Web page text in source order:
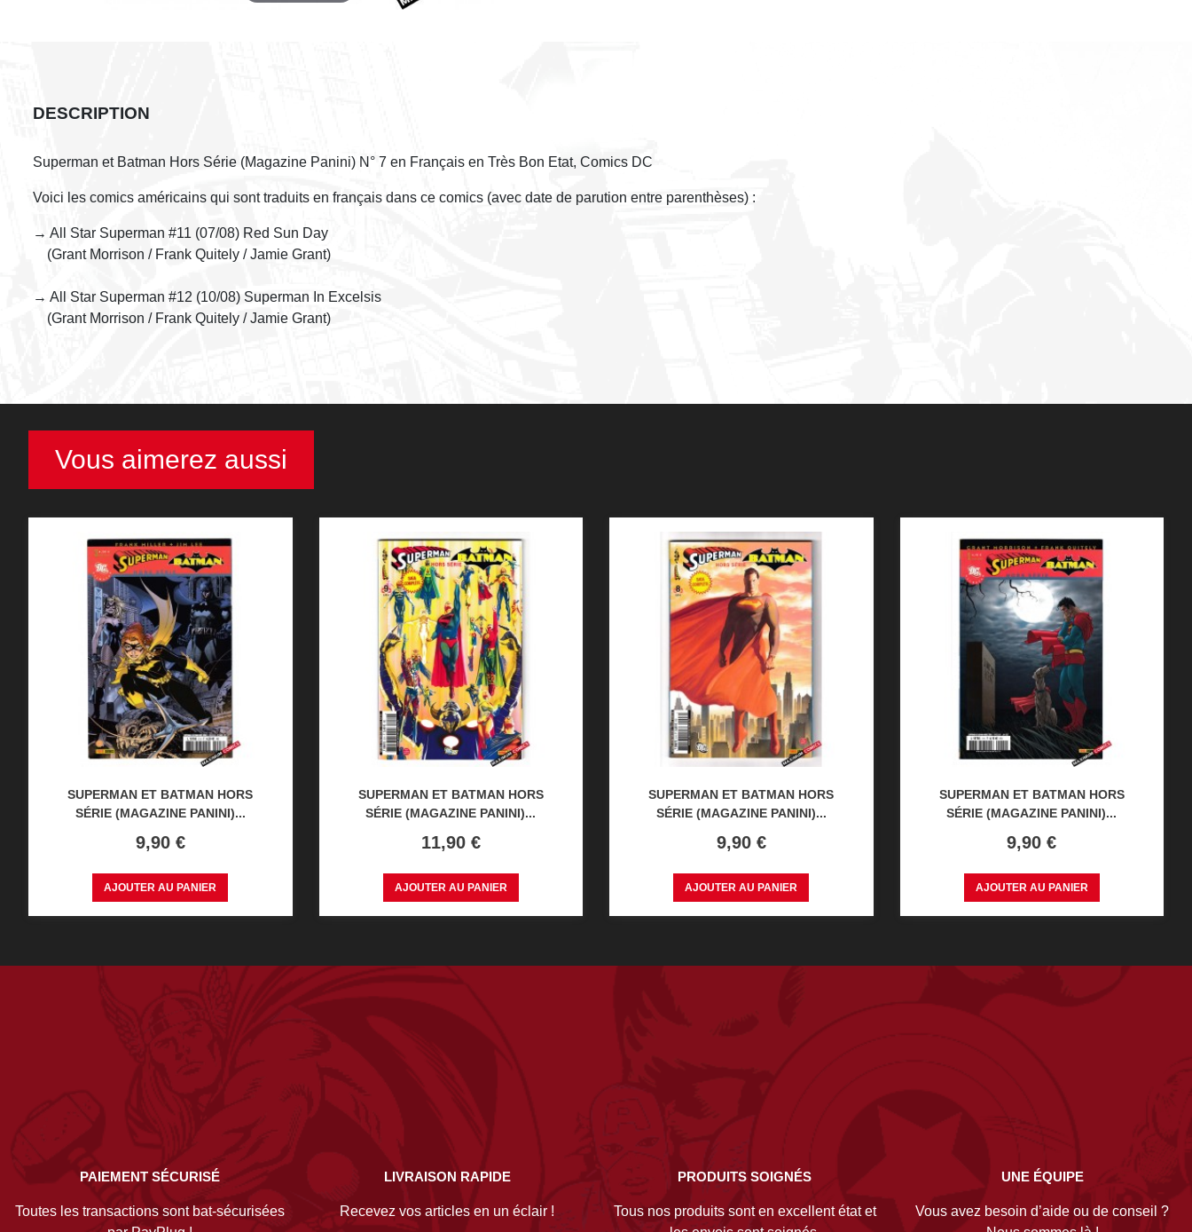
DESCRIPTION
Superman et Batman Hors Série (Magazine Panini) N° 7 en Français en Très Bon Etat, Comics DC
Voici les comics américains qui sont traduits en français dans ce comics (avec date de parution entre parenthèses) :
→ All Star Superman #11 (07/08) Red Sun Day
(Grant Morrison / Frank Quitely / Jamie Grant)
→ All Star Superman #12 (10/08) Superman In Excelsis
(Grant Morrison / Frank Quitely / Jamie Grant)
Vous aimerez aussi
SUPERMAN ET BATMAN HORS
SÉRIE (MAGAZINE PANINI)...
Prix
9,90 €
AJOUTER AU PANIER
SUPERMAN ET BATMAN HORS
SÉRIE (MAGAZINE PANINI)...
Prix
11,90 €
AJOUTER AU PANIER
SUPERMAN ET BATMAN HORS
SÉRIE (MAGAZINE PANINI)...
Prix
9,90 €
AJOUTER AU PANIER
SUPERMAN ET BATMAN HORS
SÉRIE (MAGAZINE PANINI)...
Prix
9,90 €
AJOUTER AU PANIER
PAIEMENT SÉCURISÉ
Toutes les transactions sont bat-sécurisées
LIVRAISON RAPIDE
Recevez vos articles en un éclair !
PRODUITS SOIGNÉS
Tous nos produits sont en excellent état et
UNE ÉQUIPE
Vous avez besoin d’aide ou de conseil ?